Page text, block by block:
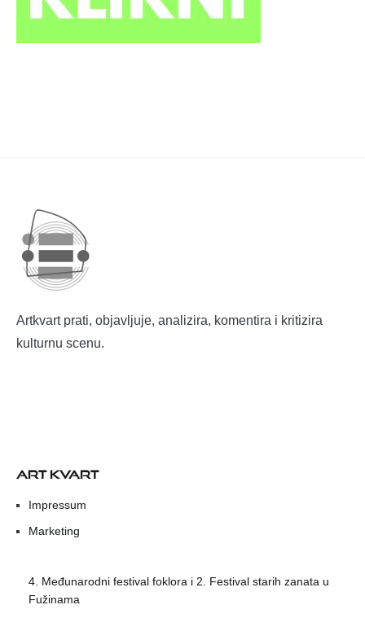
Artkvart prati, objavljuje, analizira, komentira i kritizira
kulturnu scenu.
ART KVART
Impressum
Marketing
4. Međunarodni festival foklora i 2. Festival starih zanata u
Fužinama